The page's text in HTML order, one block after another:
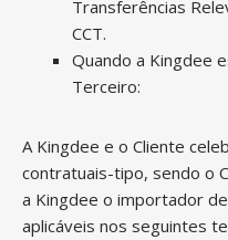
Transferências
CCT.
Quando a Kingdee
Terceiro:
A Kingdee e o Cliente
contratuais-tipo, sendo o
a Kingdee o importador
aplicáveis nos seguintes